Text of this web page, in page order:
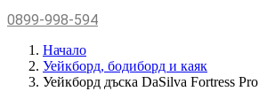
0899-998-594
Начало
Уейкборд, бодиборд и каяк
Уейкборд дъска DaSilva Fortress Pro